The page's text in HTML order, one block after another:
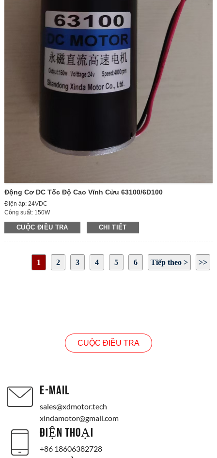
Động Cơ DC Tốc Độ Cao Vĩnh Cửu 63100/6D100
Điện áp: 24VDC
Công suất: 150W
Tốc độ không tải của động cơ: 4000 vòng/phút
Tốc độ có tải của động cơ: 3700 vòng/phút
Dòng điện: 13A
Kích thước trục ra của động cơ: như bản vẽ hiển thị
CUỘC ĐIỀU TRA CHI TIẾT
1 2 3 4 5 6 Tiếp theo >
>>
CUỘC ĐIỀU TRA
E-MAIL
sales@xdmotor.tech
xindamotor@gmail.com
ĐIỆN THOẠI
+86 18606382728